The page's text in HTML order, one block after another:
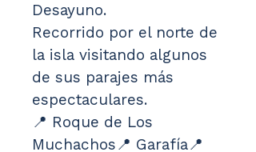
Desayuno.
Recorrido por el norte de
la isla visitando algunos
de sus parajes más
espectaculares.
📍 Roque de Los
Muchachos📍 Garafía📍